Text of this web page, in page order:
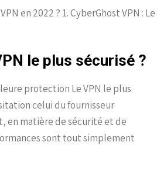
en 2022 ? 1. CyberGhost VPN : Le
le plus sécurisé ?
protection Le VPN le plus
celui du fournisseur
en matière de sécurité et de
sont tout simplement